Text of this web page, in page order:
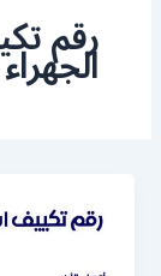
رقم
الجهراء